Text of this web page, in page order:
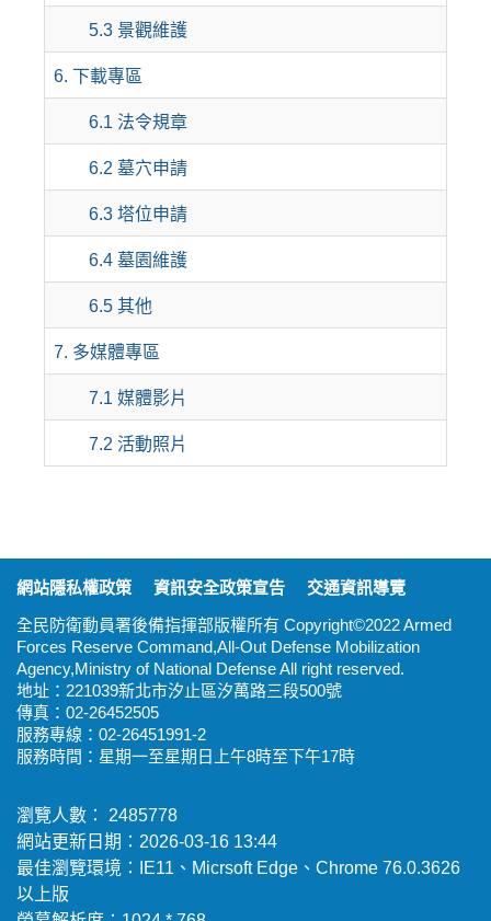
5.3 景觀維護
6. 下載專區
6.1 法令規章
6.2 墓穴申請
6.3 塔位申請
6.4 墓園維護
6.5 其他
7. 多媒體專區
7.1 媒體影片
7.2 活動照片
網站隱私權政策
資訊安全政策宣告
交通資訊導覽
全民防衛動員署後備指揮部版權所有 Copyright©2022 Armed
Forces Reserve Command,All-Out Defense Mobilization
Agency,Ministry of National Defense All right reserved.
地址：221039新北市汐止區汐萬路三段500號
傳真：02-26452505
服務專線：02-26451991-2
服務時間：星期一至星期日上午8時至下午17時
瀏覽人數： 2485778
網站更新日期：2026-03-16 13:44
最佳瀏覽環境：IE11、Micrsoft Edge、Chrome 76.0.3626
以上版